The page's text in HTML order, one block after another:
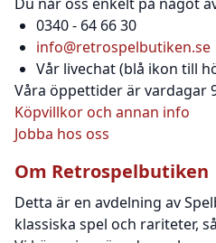
0340 - 64 66 30
info@retrospelbutiken.se
Vår livechat (blå ikon till
Våra öppettider är vardagar
Köpvillkor och annan info
Jobba hos oss
Om Retrospelbutiken
Detta är en avdelning av
klassiska spel och rariteter,